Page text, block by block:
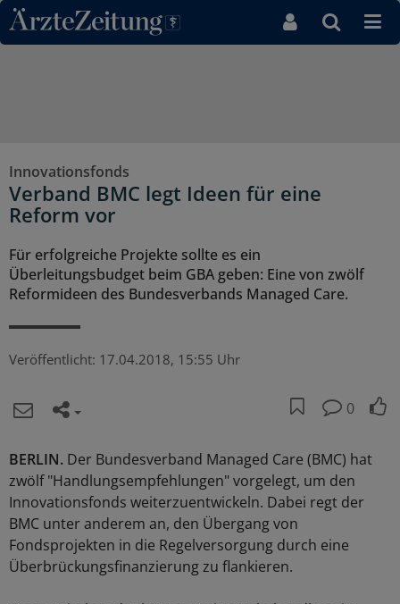
Direkt zum Inhaltsbereich
Innovationsfonds
Verband BMC legt Ideen für eine
Reform vor
Für erfolgreiche Projekte sollte es ein
Überleitungsbudget beim GBA geben: Eine von zwölf
Reformideen des Bundesverbands Managed Care.
Veröffentlicht: 17.04.2018, 15:55 Uhr
0
BERLIN. Der Bundesverband Managed Care (BMC) hat
zwölf "Handlungsempfehlungen" vorgelegt, um den
Innovationsfonds weiterzuentwickeln. Dabei regt der
BMC unter anderem an, den Übergang von
Fondsprojekten in die Regelversorgung durch eine
Überbrückungsfinanzierung zu flankieren.